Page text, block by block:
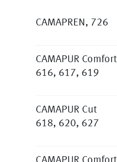
CAMAPREN, 726
CAMAPUR Comfort
616, 617, 619
CAMAPUR Cut
618, 620, 627